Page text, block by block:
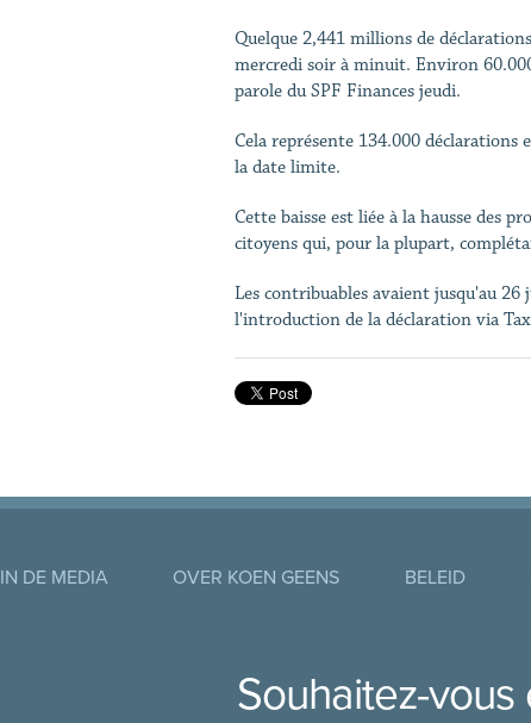
Quelque 2,441 millions de
mercredi soir à minuit. Environ
parole du SPF Finances jeudi.
Cela représente 134.000
la date limite.
Cette baisse est liée à la hausse des
citoyens qui, pour la plupart,
Les contribuables avaient jusqu'au
l'introduction de la déclaration via
IN DE MEDIA OVER KOEN GEENS BELEID
Souhaitez-